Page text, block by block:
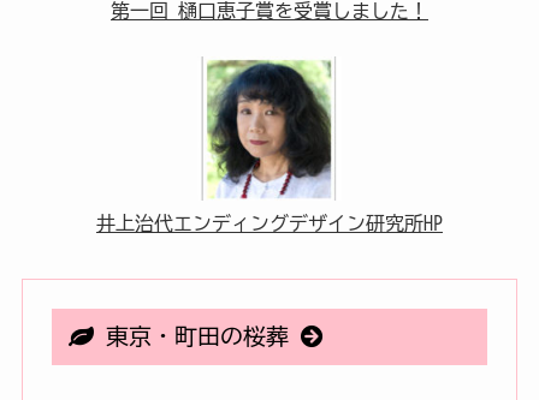
第一回 樋口恵子賞を受賞しました！
井上治代エンディングデザイン研究所HP
東京・町田の桜葬